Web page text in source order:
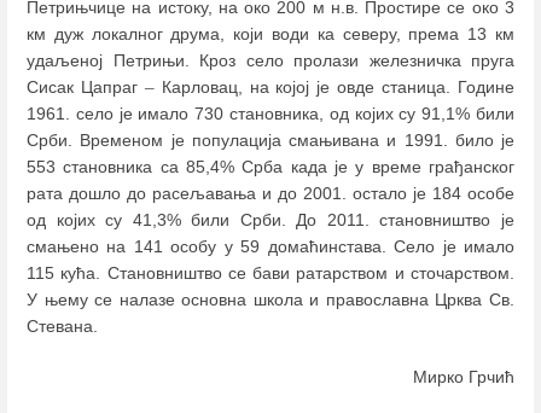
Петрињчице на истоку, на око 200 м н.в. Простире се око 3
км дуж локалног друма, који води ка северу, према 13 км
удаљеној Петрињи. Кроз село пролази железничка пруга
Сисак Цапраг –Карловац, на којој је овде станица. Године
1961. село је имало 730 становника, од којих су 91,1% били
Срби. Временом је популација смањивана и 1991. било је
553 становника са 85,4% Срба када је у време грађанског
рата дошло до расељавања и до 2001. остало је 184 особе
од којих су 41,3% били Срби. До 2011. становништво је
смањено на 141 особу у 59 домаћинстава. Село је имало
115 кућа. Становништво се бави ратарством и сточарством.
У њему се налазе основна школа и православна Црква Св.
Стевана.
Мирко Грчић